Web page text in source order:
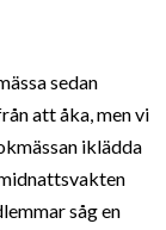
sedan
att åka, men vi
iklädda
såg en